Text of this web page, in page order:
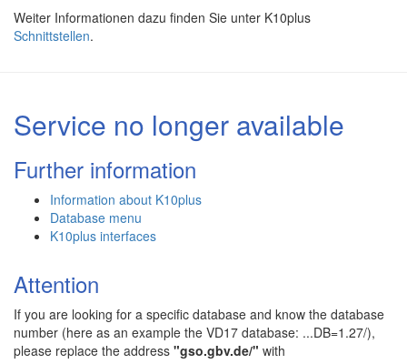
Weiter Informationen dazu finden Sie unter K10plus
Schnittstellen.
Service no longer available
Further information
Information about K10plus
Database menu
K10plus interfaces
Attention
If you are looking for a specific database and know the database
number (here as an example the VD17 database: ...DB=1.27/),
please replace the address "gso.gbv.de/" with